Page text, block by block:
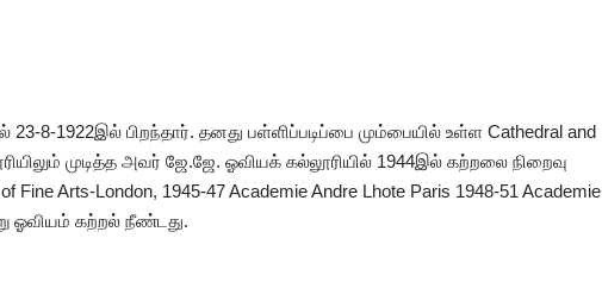
23-8-1922இல் பிறந்தார். தனது பள்ளிப்படிப்பை மும்பையில் உள்ள Cathedral and
முடித்த அவர் ஜே.ஜே. ஓவியக் கல்லூரியில் 1944இல் கற்றலை நிறைவு
Arts-London, 1945-47 Academie Andre Lhote Paris 1948-51 Academie
ஓவியம் கற்றல் நீண்டது.